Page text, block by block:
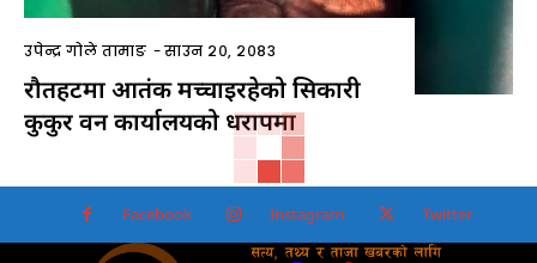
उपेन्द्र गोले तामाङ -साउन २०, २०८३
रौतहटमा आतंक मच्चाइरहेको सिकारी
कुकुर वन कार्यालयको धरापमा
Facebook Instagram Twitter